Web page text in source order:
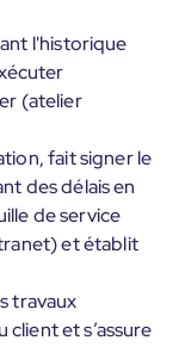
l'historique
(atelier
fait signer le
des délais en
de service
et établit
travaux
et s’assure